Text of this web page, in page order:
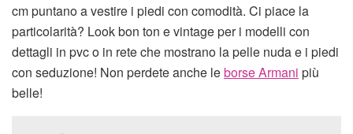
cm puntano a vestire i piedi con comodità. Ci piace la
particolarità? Look bon ton e vintage per i modelli con
dettagli in pvc o in rete che mostrano la pelle nuda e i piedi
con seduzione! Non perdete anche leborse Armani più
belle!